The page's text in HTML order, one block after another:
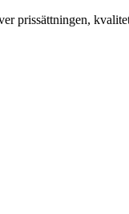
prissättningen,